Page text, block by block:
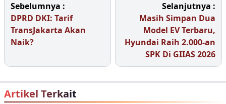
Sebelumnya :
DPRD DKI: Tarif
TransJakarta Akan
Naik?
Selanjutnya :
Masih Simpan Dua
Model EV Terbaru,
Hyundai Raih 2.000-an
SPK Di GIIAS 2026
Artikel Terkait